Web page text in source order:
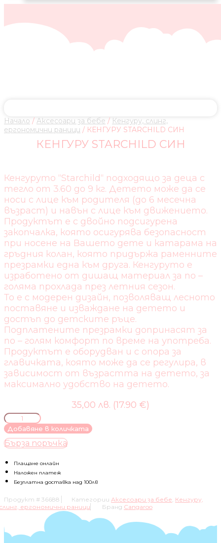
Начало / Аксесоари за бебе / Кенгуру, слинг,
ергономични раници / КЕНГУРУ STARCHILD СИН
КЕНГУРУ STARCHILD СИН
Кенгуруто “Starchild“ подходящо за деца с
тегло от 3.60 до 9 кг. Детето може да се
носи с лице към родителя (до 6 месечна
възраст) и навън с лице към движението.
Продуктът е с двойно подсигурена
закопчалка, която осигурява безопасност
при носене на Вашето дете и катарама на
гръдния колан, която придържа раменните
презрамки една към друга. Кенгуруто е
изработено от дишащ материал за по –
голяма прохлада през летния сезон.
То е с модерен дизайн, позволяващ лесното
поставяне и изваждане на детето и
достъп до детските ръце.
​Подплатените презрамки допринасят за
по – голям комфорт по време на употреба.
Продуктът е оборудван и с опора за
главичката, която може да се регулира, в
зависимост от възрастта на детето, за
максимално удобство на детето.
35,00 лв. (17.90 €)
количество
за
КЕНГУРУ
STARCHILD
Добавяне в количката
Бърза поръчка
Плащане онлайн
Наложен платеж
Безплатна доставка над 100лв
Продукт # 36688 Категории Аксесоари за бебе, Кенгуру,
ергономични раници
Бранд Cangaroo